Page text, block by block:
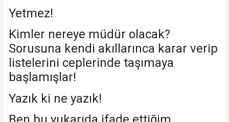
Yetmez!
Kimler nereye müdür olacak?
Sorusuna kendi akıllarınca karar verip
listelerini ceplerinde taşımaya
başlamışlar!
Yazık ki ne yazık!